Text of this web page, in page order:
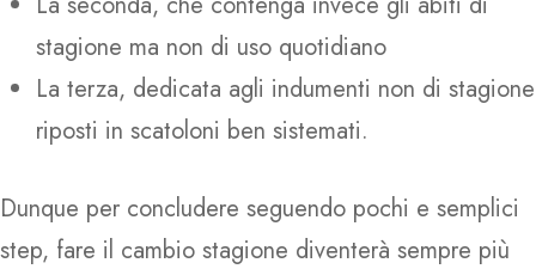
stagione ma non di uso quotidiano
La terza, dedicata agli indumenti non di stagione
riposti in scatoloni ben sistemati.
Dunque per concludere seguendo pochi e semplici
step, fare il cambio stagione diventerà sempre più
Rio Cancella Odori
Rio Casamia
Rio Casaviva
Rio Melaceto
Blog
Comunicazione
Contatti